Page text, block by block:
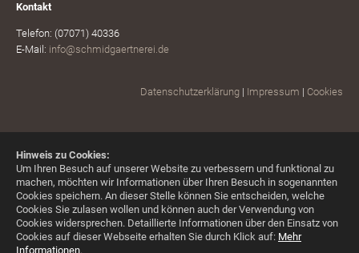
Hinweis zu Cookies:
Um Ihren Besuch auf unserer Website zu verbessern und funktional zu
machen, möchten wir Informationen über Ihren Besuch in sogenannten
Cookies speichern. An dieser Stelle können Sie entscheiden, welche
Cookies Sie zulasen wollen und können auch der Verwendung von
Cookies widersprechen. Detaillierte Informationen über den Einsatz von
Cookies auf dieser Webseite erhalten Sie durch Klick auf: Mehr
Informationen.
Kontakt
Telefon: (07071) 40336
E-Mail: info@schmidgaertnerei.de
Datenschutzerklärung | Impressum | Cookies